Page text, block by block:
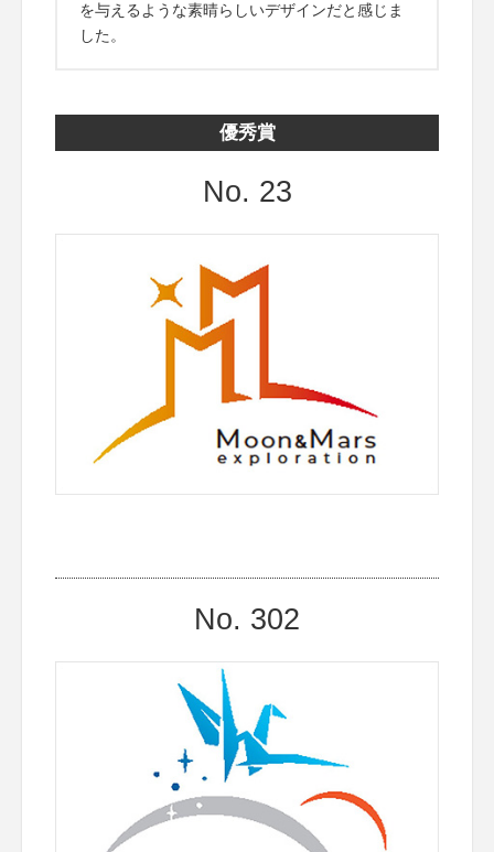
を与えるような素晴らしいデザインだと感じま
した。
優秀賞
No. 23
No. 302